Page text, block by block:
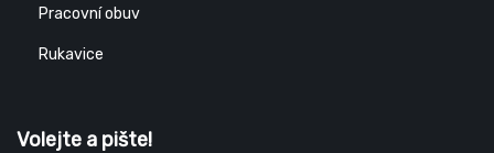
Pracovní obuv
Rukavice
Volejte a pište!